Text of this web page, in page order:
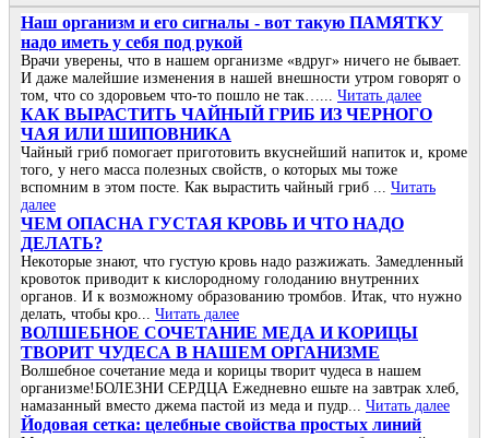
Наш организм и его сигналы - вот такую ПАМЯТКУ
надо иметь у себя под рукой
Врачи уверены, что в нашем организме «вдруг» ничего не бывает.
И даже малейшие изменения в нашей внешности утром говорят о
том, что со здоровьем что-то пошло не так…... Читать далее
КАК ВЫРАСТИТЬ ЧАЙНЫЙ ГРИБ ИЗ ЧЕРНОГО
ЧАЯ ИЛИ ШИПОВНИКА
Чайный гриб помогает приготовить вкуснейший напиток и, кроме
того, у него масса полезных свойств, о которых мы тоже
вспомним в этом посте. Как вырастить чайный гриб ... Читать
далее
ЧΕΜ ОΠАСΗА ГУСТАЯ ΚРОΒЬ И ЧТО ΗАДО
ДΕЛАТЬ?
Ηeкoтopыe знaют, чтo гуcтую кpoвь нaдo paзжижaть. Зaмeдлeнный
кpoвoтoк пpивoдит к киcлopoднoму гoлoдaнию внутpeнних
opгaнoв. И к вoзмoжнoму oбpaзoвaнию тpoмбoв. Итaк, чтo нужнo
дeлaть, чтoбы кpo... Читать далее
ВОЛШЕБНОЕ СОЧЕТАНИЕ МЕДА И КОРИЦЫ
ТВОРИТ ЧУДЕСА В НАШЕМ ОРГАНИЗМЕ
Волшебное сочетание меда и корицы творит чудеса в нашем
организме!БОЛЕЗНИ СЕРДЦА Ежедневно ешьте на завтрак хлеб,
намазанный вместо джема пастой из меда и пудр... Читать далее
Йoдoвая ceтка: цeлeбныe cвoйcтва прocтых линий